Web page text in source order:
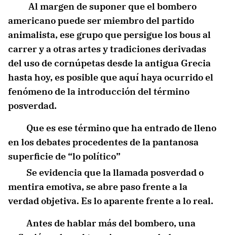
Al margen de suponer que el bombero
americano puede ser miembro del partido
animalista, ese grupo que persigue los bous al
carrer y a otras artes y tradiciones derivadas
del uso de cornúpetas desde la antigua Grecia
hasta hoy, es posible que aquí haya ocurrido el
fenómeno de la introducción del término
posverdad.
Que es ese término que ha entrado de lleno
en los debates procedentes de la pantanosa
superficie de “lo político”
Se evidencia que la llamada posverdad o
mentira emotiva, se abre paso frente a la
verdad objetiva. Es lo aparente frente a lo real.
Antes de hablar más del bombero, una